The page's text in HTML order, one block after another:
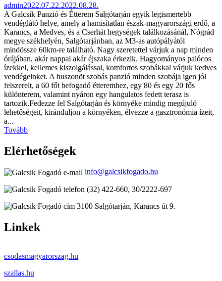
admin2022.07.22.2022.08.28.
A Galcsik Panzió és Étterem Salgótarján egyik legismertebb
vendéglátó helye, amely a hamisítatlan észak-magyarországi erdő, a
Karancs, a Medves, és a Cserhát hegységek találkozásánál, Nógrád
megye székhelyén, Salgótarjánban, az M3-as autópályától
mindössze 60km-re található. Nagy szeretettel várjuk a nap minden
órájában, akár nappal akár éjszaka érkezik. Hagyományos palócos
ízekkel, kellemes kiszolgálással, komfortos szobákkal várjuk kedves
vendégeinket. A huszonöt szobás panzió minden szobája igen jól
felszerelt, a 60 főt befogadó étteremhez, egy 80 és egy 20 fős
különterem, valamint nyáron egy hangulatos fedett terasz is
tartozik.Fedezze fel Salgótarján és környéke mindig megújuló
lehetőségeit, kiránduljon a környéken, élvezze a gasztronómia ízeit,
a...
Tovább
Elérhetőségek
info@galcsikfogado.hu
(32) 422-660, 30/2222-697
3100 Salgótarján, Karancs út 9.
Linkek
csodasmagyarorszag.hu
szallas.hu